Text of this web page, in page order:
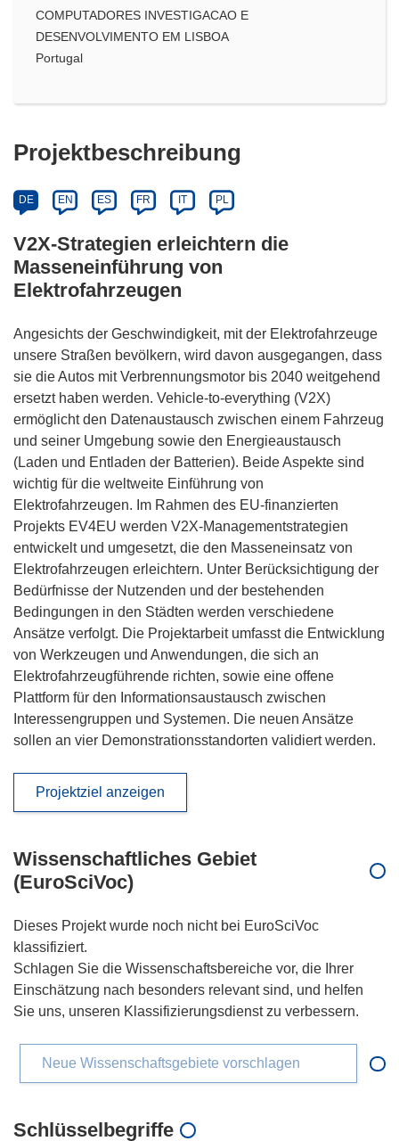
COMPUTADORES INVESTIGACAO E
DESENVOLVIMENTO EM LISBOA
Portugal
Projektbeschreibung
DE EN ES FR IT PL
V2X-Strategien erleichtern die
Masseneinführung von
Elektrofahrzeugen
Angesichts der Geschwindigkeit, mit der Elektrofahrzeuge
unsere Straßen bevölkern, wird davon ausgegangen, dass
sie die Autos mit Verbrennungsmotor bis 2040 weitgehend
ersetzt haben werden. Vehicle-to-everything (V2X)
ermöglicht den Datenaustausch zwischen einem Fahrzeug
und seiner Umgebung sowie den Energieaustausch
(Laden und Entladen der Batterien). Beide Aspekte sind
wichtig für die weltweite Einführung von
Elektrofahrzeugen. Im Rahmen des EU-finanzierten
Projekts EV4EU werden V2X-Managementstrategien
entwickelt und umgesetzt, die den Masseneinsatz von
Elektrofahrzeugen erleichtern. Unter Berücksichtigung der
Bedürfnisse der Nutzenden und der bestehenden
Bedingungen in den Städten werden verschiedene
Ansätze verfolgt. Die Projektarbeit umfasst die Entwicklung
von Werkzeugen und Anwendungen, die sich an
Elektrofahrzeugführende richten, sowie eine offene
Plattform für den Informationsaustausch zwischen
Interessengruppen und Systemen. Die neuen Ansätze
sollen an vier Demonstrationsstandorten validiert werden.
Projektziel anzeigen
Wissenschaftliches Gebiet
(EuroSciVoc)
Dieses Projekt wurde noch nicht bei EuroSciVoc
klassifiziert.
Schlagen Sie die Wissenschaftsbereiche vor, die Ihrer
Einschätzung nach besonders relevant sind, und helfen
Sie uns, unseren Klassifizierungsdienst zu verbessern.
Neue Wissenschaftsgebiete vorschlagen
Schlüsselbegriffe